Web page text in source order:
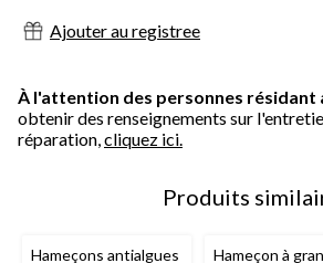
Ajouter au registree
À l'attention des personnes résidant
obtenir des renseignements sur
réparation,cliquez ici.
Produits
Hameçons antialgues
Hameçon à